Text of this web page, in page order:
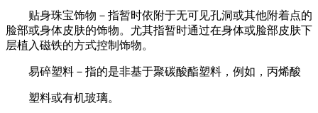
贴身珠宝饰物－指暂时依附于无可见孔洞或其他附着点的
脸部或身体皮肤的饰物。尤其指暂时通过在身体或脸部皮肤下
层植入磁铁的方式控制饰物。
易碎塑料－指的是非基于聚碳酸酯塑料，例如，丙烯酸
塑料或有机玻璃。